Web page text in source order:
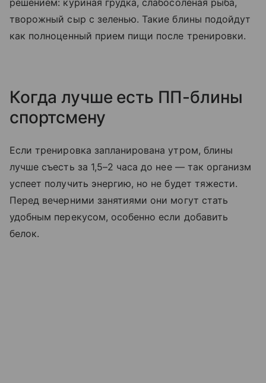
решением: куриная грудка, слабосоленая рыба,
творожный сыр с зеленью. Такие блины подойдут
как полноценный прием пищи после тренировки.
Когда лучше есть ПП-блины
спортсмену
Если тренировка запланирована утром, блины
лучше съесть за 1,5–2 часа до нее — так организм
успеет получить энергию, но не будет тяжести.
Перед вечерними занятиями они могут стать
удобным перекусом, особенно если добавить
белок.